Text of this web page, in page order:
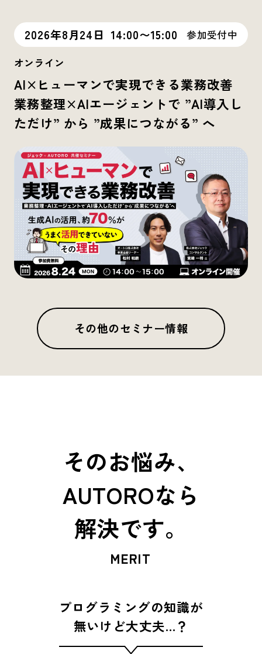
2026年8月24日 14:00〜15:00 参加受付中
オンライン
AI×ヒューマンで実現できる業務改善
業務整理×AIエージェントで ”AI導入し
ただけ” から ”成果につながる” へ
その他のセミナー情報
そのお悩み、
AUTOROなら
解決です。
MERIT
プログラミングの知識が
無いけど大丈夫…？